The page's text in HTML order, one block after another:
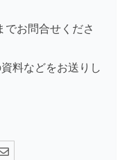
でお問合せくださ
料などをお送りし